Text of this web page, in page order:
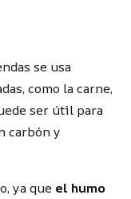
se usa
como la carne,
ser útil para
carbón y
ya que el humo